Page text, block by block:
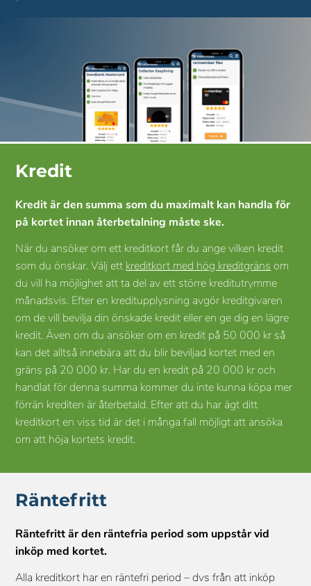
Kredit
Kredit är den summa som du maximalt kan handla för
på kortet innan återbetalning måste ske.
När du ansöker om ett kreditkort får du ange vilken kredit
som du önskar. Välj ett kreditkort med hög kreditgräns om
du vill ha möjlighet att ta del av ett större kreditutrymme
månadsvis. Efter en kreditupplysning avgör kreditgivaren
om de vill bevilja din önskade kredit eller en ge dig en lägre
kredit. Även om du ansöker om en kredit på 50 000 kr så
kan det alltså innebära att du blir beviljad kortet med en
gräns på 20 000 kr. Har du en kredit på 20 000 kr och
handlat för denna summa kommer du inte kunna köpa mer
förrän krediten är återbetald. Efter att du har ägt ditt
kreditkort en viss tid är det i många fall möjligt att ansöka
om att höja kortets kredit.
Räntefritt
Räntefritt är den räntefria period som uppstår vid
inköp med kortet.
Alla kreditkort har en räntefri period – dvs från att inköp